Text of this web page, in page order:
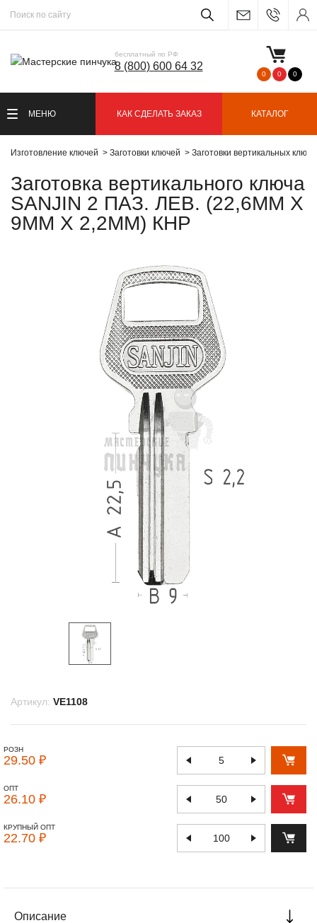
бесплатный по РФ
8 (800) 600 64 32
0 0 0
МЕНЮ КАК СДЕЛАТЬ ЗАКАЗ КАТАЛОГ
Изготовление ключей Заготовки ключей Заготовки вертикальных
Заготовка вертикального ключа
SANJIN 2 ПАЗ. ЛЕВ. (22,6ММ Х
9ММ Х 2,2ММ) КНР
Артикул: VE1108
РОЗН
29.50 ₽
ОПТ
26.10 ₽
КРУПНЫЙ ОПТ
22.70 ₽
Описание